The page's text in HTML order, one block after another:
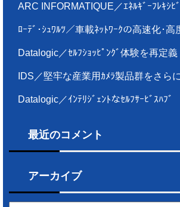
ARC INFORMATIQUE／ｴﾈﾙｷﾞｰﾌﾚｷｼﾋ
ﾛｰﾃﾞ･ｼｭﾜﾙﾂ／車載ﾈｯﾄﾜｰｸの高速化･高
Datalogic／ｾﾙﾌｼｮｯﾋﾟﾝｸﾞ体験を再定義
IDS／堅牢な産業用ｶﾒﾗ製品群をさら
Datalogic／ｲﾝﾃﾘｼﾞｪﾝﾄなｾﾙﾌｻｰﾋﾞｽﾊﾌﾞ
最近のコメント
アーカイブ